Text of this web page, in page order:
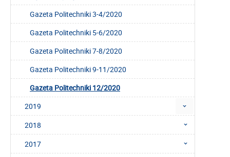
Gazeta Politechniki 3-4/2020
Gazeta Politechniki 5-6/2020
Gazeta Politechniki 7-8/2020
Gazeta Politechniki 9-11/2020
Gazeta Politechniki 12/2020
2019
2018
2017